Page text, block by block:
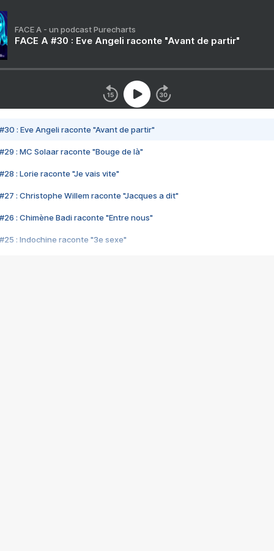
FACE A - un podcast Purecharts
FACE A #30 : Eve Angeli raconte "Avant de partir"
#30 : Eve Angeli raconte "Avant de partir"
#29 : MC Solaar raconte "Bouge de là"
#28 : Lorie raconte "Je vais vite"
#27 : Christophe Willem raconte "Jacques a dit"
#26 : Chimène Badi raconte "Entre nous"
#25 : Indochine raconte "3e sexe"